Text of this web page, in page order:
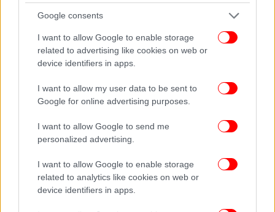
Google consents
I want to allow Google to enable storage
related to advertising like cookies on web or
device identifiers in apps.
I want to allow my user data to be sent to
Google for online advertising purposes.
I want to allow Google to send me
personalized advertising.
I want to allow Google to enable storage
related to analytics like cookies on web or
device identifiers in apps.